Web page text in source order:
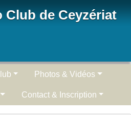
Club de Ceyzériat
Photos & Vidéos
Contact & Inscription